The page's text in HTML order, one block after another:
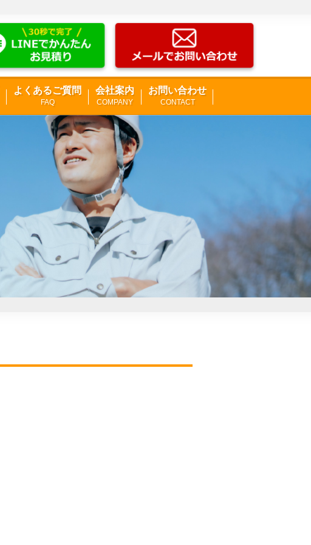
よくあるご質問
FAQ
会社案内
COMPANY
お問い合わせ
CONTACT